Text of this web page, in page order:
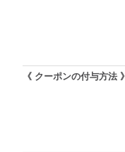
《 クーポンの付与方法 》